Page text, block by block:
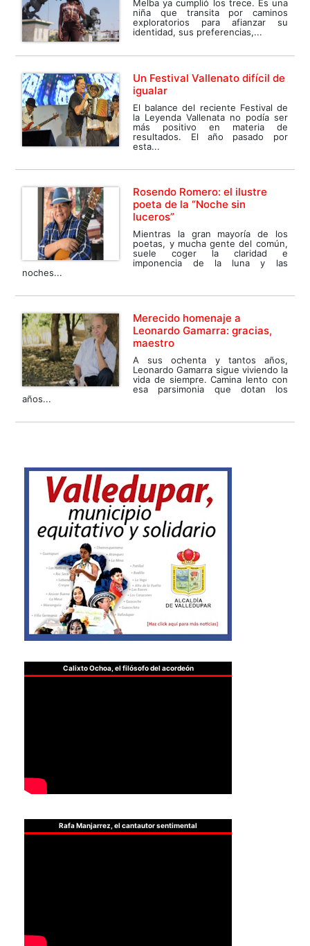
Melba ya cumplió los trece. Es una
niña que transita por caminos
exploratorios para afianzar su
identidad, sus preferencias,...
Un Festival Vallenato difícil de
igualar
El balance del reciente Festival de
la Leyenda Vallenata no podía ser
más positivo en materia de
resultados. El año pasado por
esta...
Rosendo Romero: el ilustre
poeta de la “Noche sin
luceros”
Mientras la gran mayoría de los
poetas, y mucha gente del común,
suele coger la claridad e
imponencia de la luna y las
noches...
Merecido homenaje a
Leonardo Gamarra: gracias,
maestro
A sus ochenta y tantos años,
Leonardo Gamarra sigue viviendo la
vida de siempre. Camina lento con
esa parsimonia que dotan los
años...
Calixto Ochoa, el filósofo del acordeón
Rafa Manjarrez, el cantautor sentimental